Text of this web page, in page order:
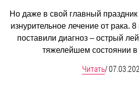
Но даже в свой главный
изнурительное лечение от рака.
поставили диагноз – острый
тяжелейшем состоянии
Читать/